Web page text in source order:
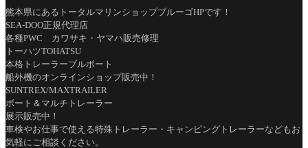
熊本県にあるトータルマリンショップブルーゴHPです！
SEA-DOO正規代理店
各種PWC カワサキ・ヤマハ販売修理
トーハツTOHATSU
本格トレーラーブルボート
船外機のオンラインショップ販売中！
SUNTREX/MAXTRAILER
ボート＆マルチトレーラー
展示販売中！
車検やお仕事で使える特殊トレーラー・キャンピングトレーラーなどもお
気軽にご相談ください。